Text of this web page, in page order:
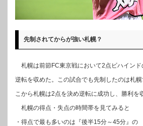
先制されてからが強い札幌？
札幌は前節FC東京戦において2点ビハイン
逆転を収めた。この試合でも先制したのは札
こから札幌は2点を決め逆転に成功し、勝利を
札幌の得点・失点の時間帯を見てみると
・得点で最も多いのは『後半15分～45分』の